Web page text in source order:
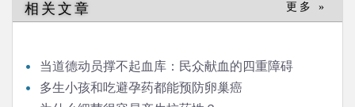
相关文章 更多 »
当道德动员撑不起血库：民众献血的四重障碍
多生小孩和吃避孕药都能预防卵巢癌